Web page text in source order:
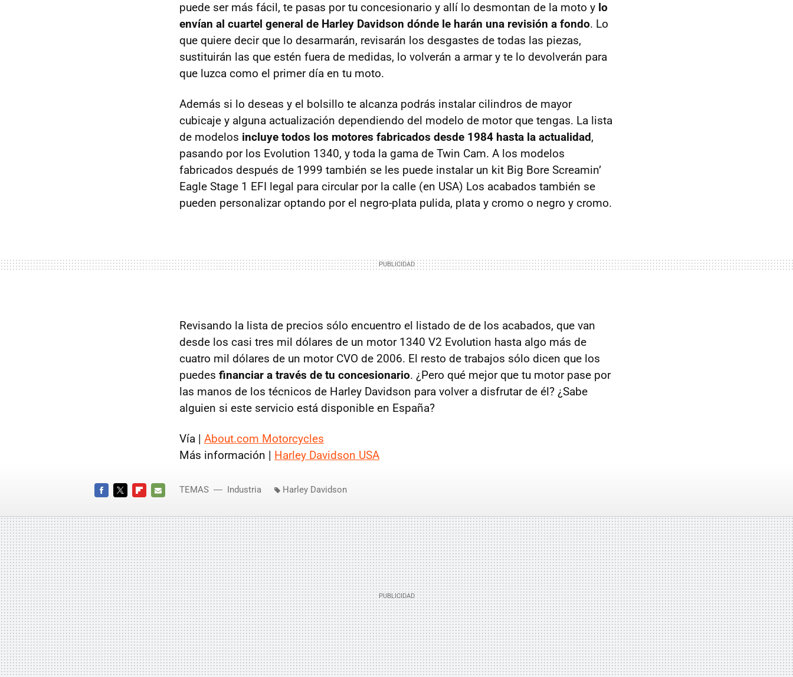
puede ser más fácil, te pasas por tu concesionario y allí lo desmontan de la moto y lo
envían al cuartel general de Harley Davidson dónde le harán una revisión a fondo. Lo
que quiere decir que lo desarmarán, revisarán los desgastes de todas las piezas,
sustituirán las que estén fuera de medidas, lo volverán a armar y te lo devolverán para
que luzca como el primer día en tu moto.
Además si lo deseas y el bolsillo te alcanza podrás instalar cilindros de mayor
cubicaje y alguna actualización dependiendo del modelo de motor que tengas. La lista
de modelos incluye todos los motores fabricados desde 1984 hasta la actualidad,
pasando por los Evolution 1340, y toda la gama de Twin Cam. A los modelos
fabricados después de 1999 también se les puede instalar un kit Big Bore Screamin’
Eagle Stage 1 EFI legal para circular por la calle (en USA) Los acabados también se
pueden personalizar optando por el negro-plata pulida, plata y cromo o negro y cromo.
Revisando la lista de precios sólo encuentro el listado de de los acabados, que van
desde los casi tres mil dólares de un motor 1340 V2 Evolution hasta algo más de
cuatro mil dólares de un motor CVO de 2006. El resto de trabajos sólo dicen que los
puedes financiar a través de tu concesionario. ¿Pero qué mejor que tu motor pase por
las manos de los técnicos de Harley Davidson para volver a disfrutar de él? ¿Sabe
alguien si este servicio está disponible en España?
Vía | About.com Motorcycles
Más información | Harley Davidson USA
MAIL
TEMAS Industria Harley Davidson